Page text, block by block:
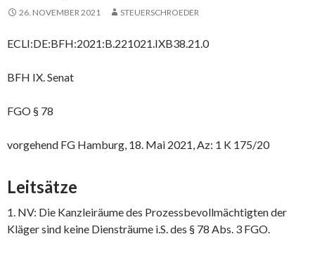
26. NOVEMBER 2021 STEUERSCHROEDER
ECLI:DE:BFH:2021:B.221021.IXB38.21.0
BFH IX. Senat
FGO § 78
vorgehend FG Hamburg, 18. Mai 2021, Az: 1 K 175/20
Leitsätze
1. NV: Die Kanzleiräume des Prozessbevollmächtigten der
Kläger sind keine Diensträume i.S. des § 78 Abs. 3 FGO.